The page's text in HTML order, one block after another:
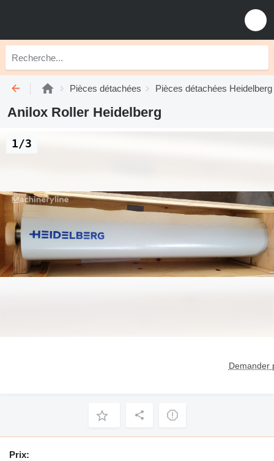
Pièces détachées Pièces détachées Heidelberg
Anilox Roller Heidelberg
Demander
1/3
Prix: